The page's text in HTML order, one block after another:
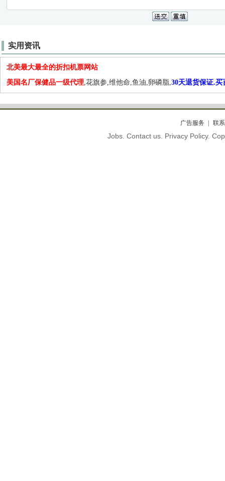
实用资讯
北美最大最全的折扣机票网站
美国名厂保健品一级代理,花旗参,维他命,鱼油,卵磷脂,30天退货保证.买
广告服务 联
Jobs. Contact us. Privacy Policy.